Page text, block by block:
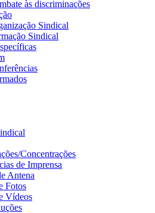
às discriminações
Sindical
Sindical
Concentrações
de Imprensa
Antena
Fotos
Vídeos